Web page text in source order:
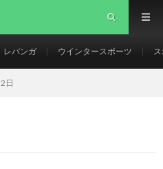
レバンガ ウインタースポーツ
2日